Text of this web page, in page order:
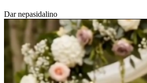
Dar nepasidalino